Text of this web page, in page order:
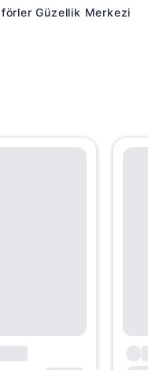
Güzellik Merkezi